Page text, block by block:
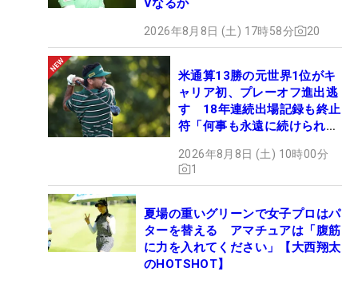
Vなるか
2026年8月8日 (土) 17時58分 20
米通算13勝の元世界1位がキ
ャリア初、プレーオフ進出逃
す 18年連続出場記録も終止
符「何事も永遠に続けられな
2026年8月8日 (土) 10時00分
1
夏場の重いグリーンで女子プロはパ
ターを替える アマチュアは「腹筋
に力を入れてください」【大西翔太
のHOTSHOT】